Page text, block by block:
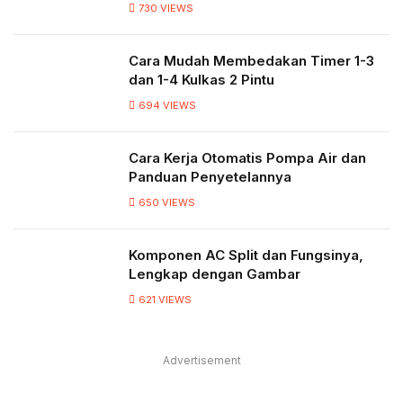
730 VIEWS
Cara Mudah Membedakan Timer 1-3
dan 1-4 Kulkas 2 Pintu
694 VIEWS
Cara Kerja Otomatis Pompa Air dan
Panduan Penyetelannya
650 VIEWS
Komponen AC Split dan Fungsinya,
Lengkap dengan Gambar
621 VIEWS
Advertisement